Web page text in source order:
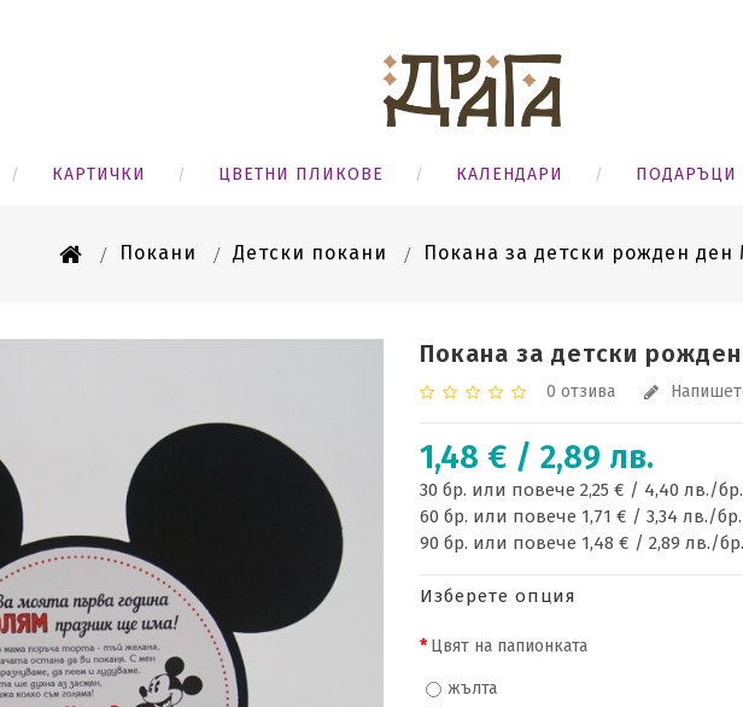
КАРТИЧКИ ЦВЕТНИ ПЛИКОВЕ КАЛЕНДАРИ ПОДАРЪЦИ
Покани Детски покани Покана за детски рожден ден
Покана за детски рожден
0 отзива
1,48 € / 2,89 лв.
30 бр. или повече 2,25 € / 4,40 лв./бр.
60 бр. или повече 1,71 € / 3,34 лв./бр.
90 бр. или повече 1,48 € / 2,89 лв./бр.
Изберете опция
Цвят на папионката
жълта